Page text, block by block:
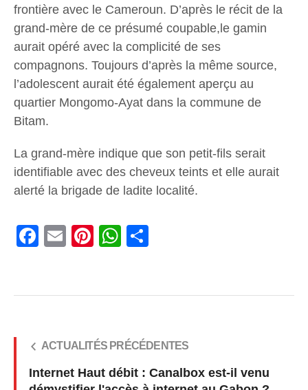
frontière avec le Cameroun. D’après le récit de la
grand-mère de ce présumé coupable,le gamin
aurait opéré avec la complicité de ses
compagnons. Toujours d’après la même source,
l’adolescent aurait été également aperçu au
quartier Mongomo-Ayat dans la commune de
Bitam.
La grand-mère indique que son petit-fils serait
identifiable avec des cheveux teints et elle aurait
alerté la brigade de ladite localité.
Facebook
Email PinterestWhatsApp
ACTUALITÉS PRÉCÉDENTES
Internet Haut débit : Canalbox est-il venu